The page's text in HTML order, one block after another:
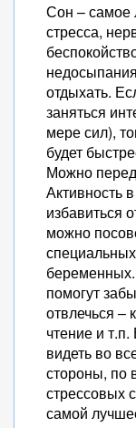
Сон – самое
стресса,
отдыхать.
заняться
мере сил),
будет
Можно
Активность
избавиться
можно
помогут
отвлечься –
чтение и
видеть во
стороны, по
стрессовых
самой